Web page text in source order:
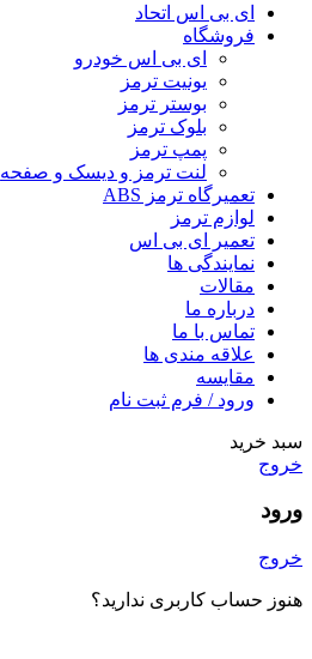
ای بی اس اتحاد
فروشگاه
ای بی اس خودرو
یونیت ترمز
بوستر ترمز
بلوک ترمز
پمپ ترمز
لنت ترمز و دیسک و صفحه
تعمیرگاه ترمز ABS
لوازم ترمز
تعمیر ای بی اس
نمایندگی ها
مقالات
درباره ما
تماس با ما
علاقه مندی ها
مقایسه
ورود / فرم ثبت نام
سبد خرید
خروج
ورود
خروج
هنوز حساب کاربری ندارید؟